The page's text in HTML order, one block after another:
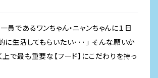
員であるワンちゃん・ニャンちゃんに１日
に生活してもらいたい･･･」 そんな願いか
上で最も重要な【フード】にこだわりを持っ